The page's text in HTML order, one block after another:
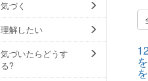
気づく
理解したい
気づいたらどうす
る?